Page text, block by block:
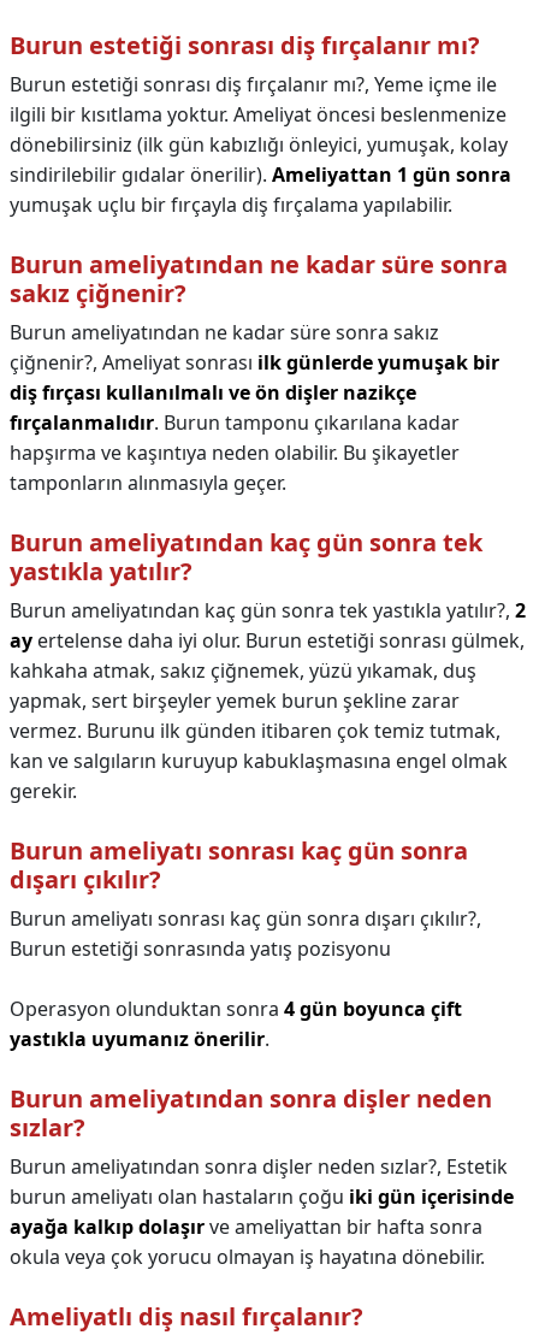
Burun estetiği sonrası diş fırçalanır mı?
Burun estetiği sonrası diş fırçalanır mı?, Yeme içme ile
ilgili bir kısıtlama yoktur. Ameliyat öncesi beslenmenize
dönebilirsiniz (ilk gün kabızlığı önleyici, yumuşak, kolay
sindirilebilir gıdalar önerilir). Ameliyattan 1 gün sonra
yumuşak uçlu bir fırçayla diş fırçalama yapılabilir.
Burun ameliyatından ne kadar süre sonra
sakız çiğnenir?
Burun ameliyatından ne kadar süre sonra sakız
çiğnenir?, Ameliyat sonrası ilk günlerde yumuşak bir
diş fırçası kullanılmalı ve ön dişler nazikçe
fırçalanmalıdır. Burun tamponu çıkarılana kadar
hapşırma ve kaşıntıya neden olabilir. Bu şikayetler
tamponların alınmasıyla geçer.
Burun ameliyatından kaç gün sonra tek
yastıkla yatılır?
Burun ameliyatından kaç gün sonra tek yastıkla yatılır?, 2
ay ertelense daha iyi olur. Burun estetiği sonrası gülmek,
kahkaha atmak, sakız çiğnemek, yüzü yıkamak, duş
yapmak, sert birşeyler yemek burun şekline zarar
vermez. Burunu ilk günden itibaren çok temiz tutmak,
kan ve salgıların kuruyup kabuklaşmasına engel olmak
gerekir.
Burun ameliyatı sonrası kaç gün sonra
dışarı çıkılır?
Burun ameliyatı sonrası kaç gün sonra dışarı çıkılır?,
Burun estetiği sonrasında yatış pozisyonu
Operasyon olunduktan sonra 4 gün boyunca çift
yastıkla uyumanız önerilir.
Burun ameliyatından sonra dişler neden
sızlar?
Burun ameliyatından sonra dişler neden sızlar?, Estetik
burun ameliyatı olan hastaların çoğu iki gün içerisinde
ayağa kalkıp dolaşırve ameliyattan bir hafta sonra
okula veya çok yorucu olmayan iş hayatına dönebilir.
Ameliyatlı diş nasıl fırçalanır?